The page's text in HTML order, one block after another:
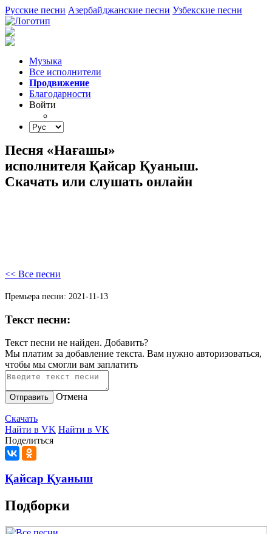
Русские песни Азербайджанские песни Узбекские песни
Музыка
Все исполнители
Продвижение
Благодарности
Войти
Песня «Нағашы»
исполнителя Қайсар Қуаныш.
Скачать или слушать онлайн
<< Все песни
Премьера песни: 2021-11-13
Текст песни:
Текст песни не найден. Добавить?
Мы платим за добавление текста. Вам нужно авторизоваться,
чтобы мы смогли вам заплатить
Отправить Отмена
Скачать
Найти в VK Найти в VK
Поделиться
Қайсар Қуаныш
Подборки